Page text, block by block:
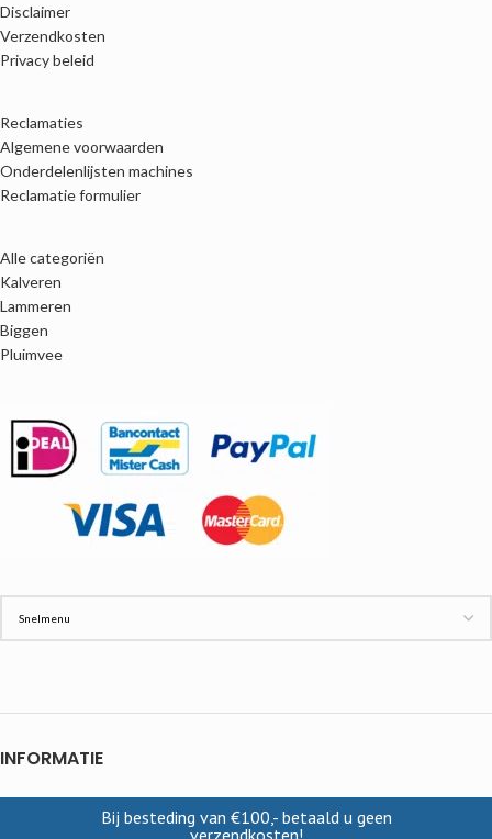
Disclaimer
Verzendkosten
Privacy beleid
Reclamaties
Algemene voorwaarden
Onderdelenlijsten machines
Reclamatie formulier
Alle categoriën
Kalveren
Lammeren
Biggen
Pluimvee
INFORMATIE
Bij besteding van €100,- betaald u geen
verzendkosten!